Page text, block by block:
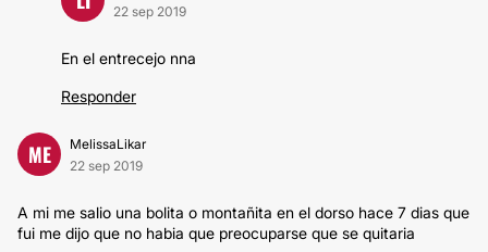
22 sep 2019
En el entrecejo nna
Responder
ME
MelissaLikar
22 sep 2019
A mi me salio una bolita o montañita en el dorso hace 7 dias que
fui me dijo que no habia que preocuparse que se quitaria